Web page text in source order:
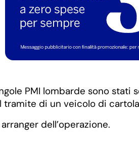
PMI lombarde sono
di un veicolo di
dell’operazione.